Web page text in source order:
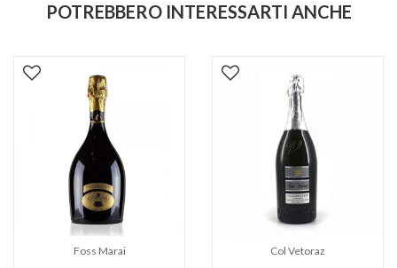
POTREBBERO INTERESSARTI ANCHE
Foss Marai Col Vetoraz